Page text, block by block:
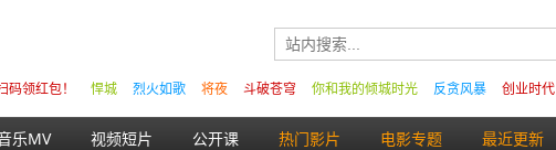
创业时代
反贪风暴
你和我的倾城时光
斗破苍穹
将夜
烈火如歌
悍城
码领红包！
乐MV 视频短片 公开课 热门影片 电影专题 最近更新